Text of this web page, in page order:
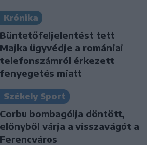
Krónika
Büntetőfeljelentést tett
Majka ügyvédje a romániai
telefonszámról érkezett
fenyegetés miatt
Székely Sport
Corbu bombagólja döntött,
előnyből várja a visszavágót a
Ferencváros